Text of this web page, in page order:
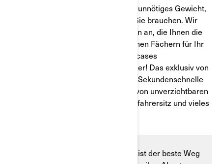
Vermeiden Sie bei der Reiseplanung unnötiges Gewicht,
indem Sie nur das mitnehmen, was Sie brauchen. Wir
bieten eine Reihe von Zubehörartikeln an, die Ihnen die
Aufbewahrung erleichtern – von kleinen Fächern für Ihr
Smartphone bis hin zu größeren Topcases
(Verdeckkästen) für längere Abenteuer! Das exklusiv von
BRP angebotene LinQ-Zubehör ist in Sekundenschnelle
installiert und umfasst eine Vielzahl von unverzichtbaren
Artikeln wie Satteltaschen, einen Beifahrersitz und vieles
Die Maximierung der Reichweite ist der beste Weg